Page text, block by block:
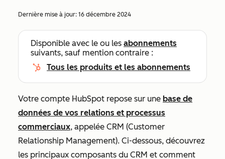
Dernière mise à jour: 16 décembre 2024
Disponible avec le ou les abonnements
suivants, sauf mention contraire :
Tous les produits et les abonnements
Votre compte HubSpot repose sur une base de
données de vos relations et processus
commerciaux, appelée CRM (Customer
Relationship Management). Ci-dessous, découvrez
les principaux composants du CRM et comment